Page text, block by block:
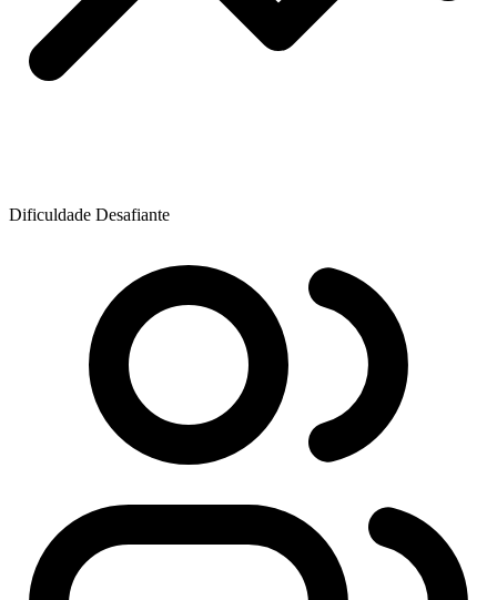
Dificuldade Desafiante